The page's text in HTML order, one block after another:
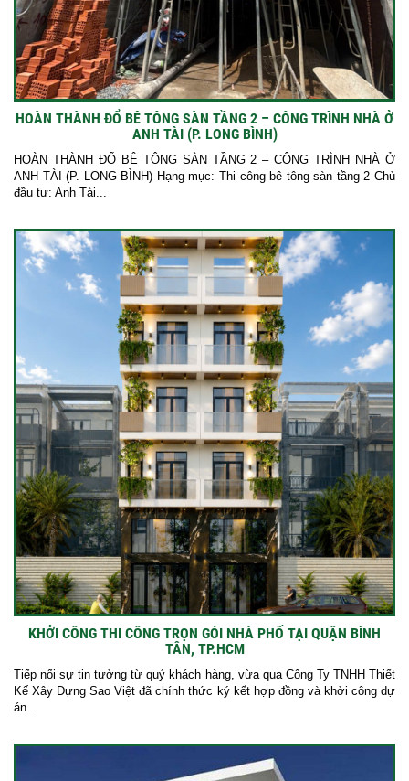
HOÀN THÀNH ĐỔ BÊ TÔNG SÀN TẦNG 2 – CÔNG TRÌNH NHÀ Ở
ANH TÀI (P. LONG BÌNH)
HOÀN THÀNH ĐỔ BÊ TÔNG SÀN TẦNG 2 – CÔNG TRÌNH NHÀ Ở
ANH TÀI (P. LONG BÌNH) Hạng mục: Thi công bê tông sàn tầng 2 Chủ
đầu tư: Anh Tài...
KHỞI CÔNG THI CÔNG TRỌN GÓI NHÀ PHỐ TẠI QUẬN BÌNH
TÂN, TP.HCM
Tiếp nối sự tin tưởng từ quý khách hàng, vừa qua Công Ty TNHH Thiết
Kế Xây Dựng Sao Việt đã chính thức ký kết hợp đồng và khởi công dự
án...